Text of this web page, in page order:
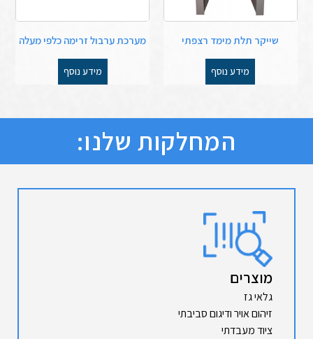
שייקר תלת מימד רצפתי
מידע נוסף
מערכת ערבול זרימה כלפי מעלה
מידע נוסף
המחלקות שלנו:
מוצרים
גלאי גז
זיהום אויר ודיגום סביבתי
ציוד מעבדתי